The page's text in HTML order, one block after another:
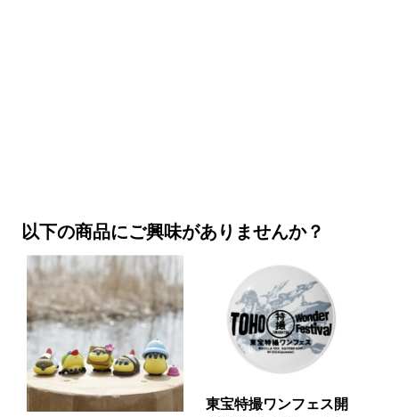
以下の商品にご興味がありませんか？
東宝特撮ワンフェス開